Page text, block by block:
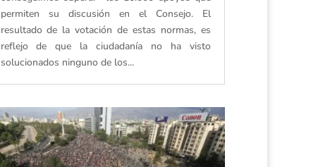
permiten su discusión en el Consejo. El
resultado de la votación de estas normas, es
reflejo de que la ciudadanía no ha visto
solucionados ninguno de los...